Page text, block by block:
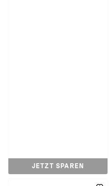
JETZT SPAREN